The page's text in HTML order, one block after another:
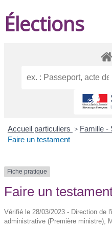
Élections
Accueil particuliers > Famille -
Faire un testament
Fiche pratique
Faire un
Vérifié le 28/03/2023 - Direction de
administrative (Première ministre),